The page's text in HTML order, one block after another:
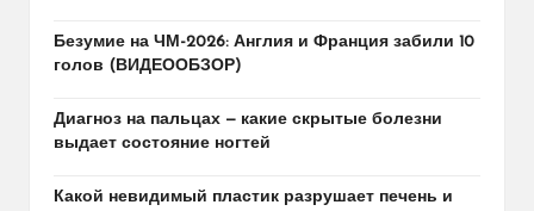
Безумие на ЧМ-2026: Англия и Франция забили 10
голов (ВИДЕООБЗОР)
Диагноз на пальцах — какие скрытые болезни
выдает состояние ногтей
Какой невидимый пластик разрушает печень и